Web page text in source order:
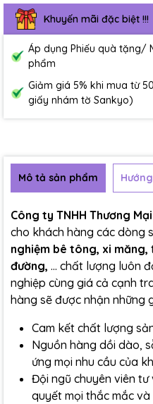
Khuyến mãi đặc biệt !!!
Áp dụng Phiếu quà tặng/
phẩm
Giảm giá 5% khi mua từ
giấy nhám tờ Sankyo)
Mô tả sản phẩm
Công ty TNHH Thương
cho khách hàng các dòng
nghiệm bê tông, xi măng,
đường, ... chất lượng luôn
nghiệp cùng giá cả cạnh
hàng sẽ được nhận những
Cam kết chất lượng
Nguồn hàng dồi dào,
ứng mọi nhu cầu của
Đội ngũ chuyên viên tư
quyết mọi thắc mắc